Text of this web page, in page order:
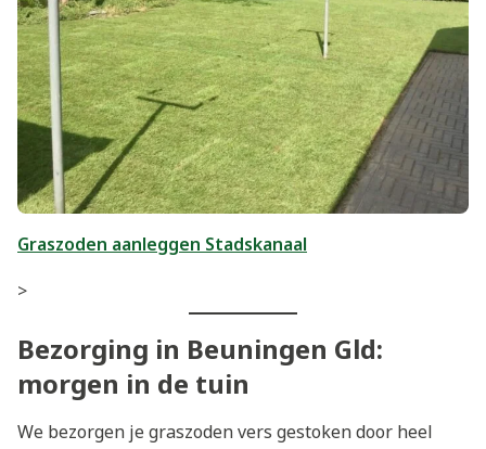
Graszoden aanleggen Stadskanaal
>
Bezorging in Beuningen Gld:
morgen in de tuin
We bezorgen je graszoden vers gestoken door heel